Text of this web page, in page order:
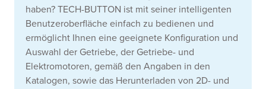
haben?TECH-BUTTON ist mit seiner intelligenten
Benutzeroberfläche einfach zu bedienen und
ermöglicht Ihnen eine geeignete Konfiguration und
Auswahl der Getriebe, der Getriebe- und
Elektromotoren, gemäß den Angaben in den
Katalogen, sowie das Herunterladen von 2D- und